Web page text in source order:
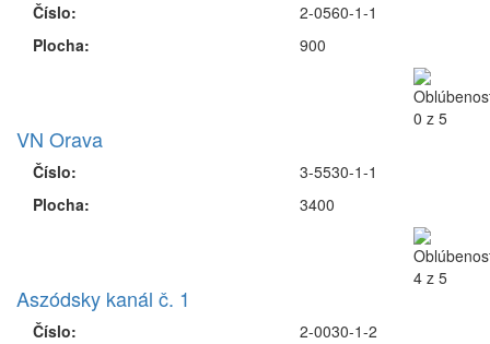
Číslo:
Plocha:
2-0560-1-1
900
VN Orava
Číslo:
Plocha:
3-5530-1-1
3400
Aszódsky kanál č. 1
Číslo:
2-0030-1-2